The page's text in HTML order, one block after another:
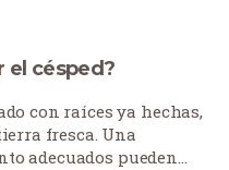
de riego y espera que
el césped?
con raíces ya hechas,
fresca. Una
adecuados pueden